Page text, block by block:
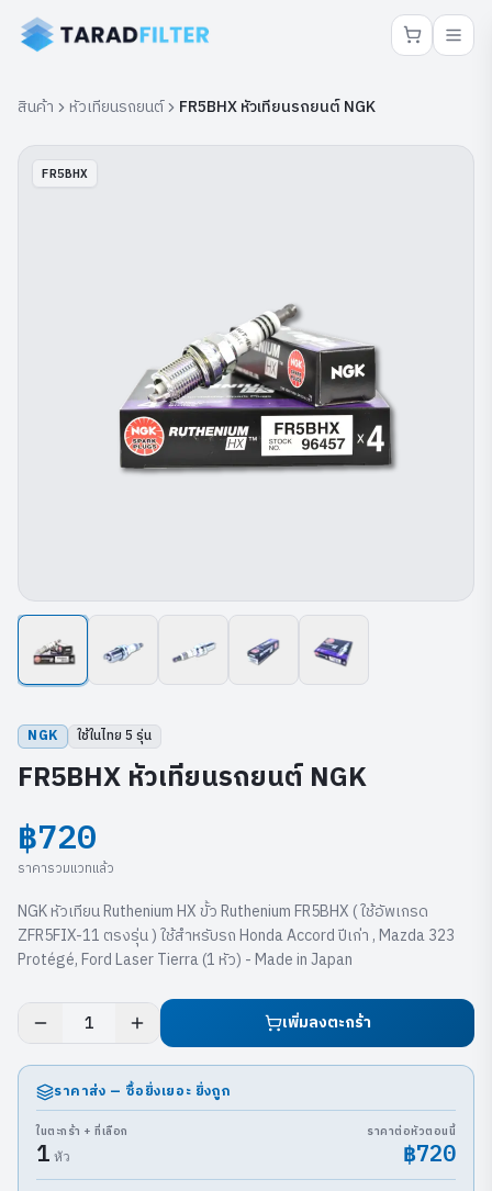
สินค้า หัวเทียนรถยนต์ FR5BHX หัวเทียนรถยนต์ NGK
FR5BHX
NGK ใช้ในไทย 5 รุ่น
FR5BHX หัวเทียนรถยนต์ NGK
฿720
ราคารวมแวทแล้ว
NGK หัวเทียน Ruthenium HX ขั้ว Ruthenium FR5BHX ( ใช้อัพเกรด
ZFR5FIX-11 ตรงรุ่น ) ใช้สำหรับรถ Honda Accord ปีเก่า , Mazda 323
Protégé, Ford Laser Tierra (1 หัว) - Made in Japan
1 เพิ่มลงตะกร้า
ราคาส่ง — ซื้อยิ่งเยอะ ยิ่งถูก
ในตะกร้า + ที่เลือก
1 หัว
ราคาต่อหัวตอนนี้
฿720